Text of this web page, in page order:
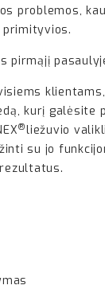
problemos,
pirmąjį
klientams,
kurį galėsite
®liežuvio
su jo